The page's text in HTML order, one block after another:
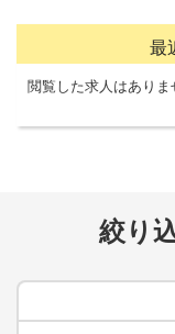
最
閲覧した求人はありま
絞り